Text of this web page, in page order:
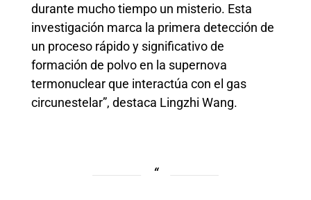
durante mucho tiempo un misterio. Esta
investigación marca la primera detección de
un proceso rápido y significativo de
formación de polvo en la supernova
termonuclear que interactúa con el gas
circunestelar”, destaca Lingzhi Wang.